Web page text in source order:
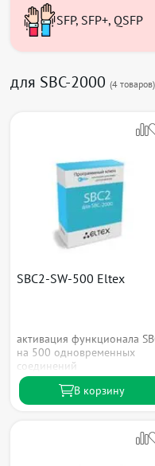
SFP, SFP+, QSFP
для SBC-2000 (4 товаров)
SBC2-SW-500 Eltex
активация функционала
на 500 одновременных
соединений
В корзину